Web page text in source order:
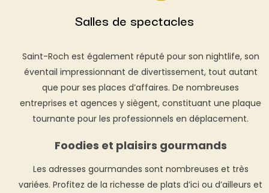
Salles de spectacles
Saint-Roch est également réputé pour son nightlife, son
éventail impressionnant de divertissement, tout autant
que pour ses places d’affaires. De nombreuses
entreprises et agences y siègent, constituant une plaque
tournante pour les professionnels en déplacement.
Foodies et plaisirs gourmands
Les adresses gourmandes sont nombreuses et très
variées. Profitez de la richesse de plats d’ici ou d’ailleurs et